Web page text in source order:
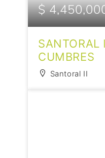
$
SANTORAL
CUMBRES
Santoral II